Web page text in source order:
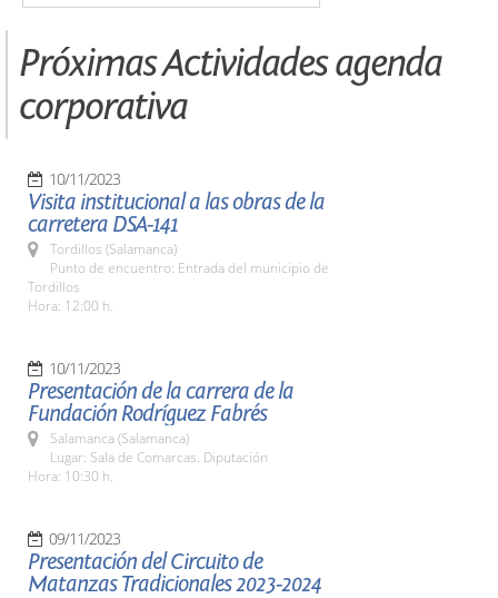
Próximas Actividades agenda
corporativa
10/11/2023
Visita institucional a las obras de la
carretera DSA-141
Tordillos (Salamanca)
Punto de encuentro: Entrada del municipio de
Tordillos
Hora: 12:00 h.
10/11/2023
Presentación de la carrera de la
Fundación Rodríguez Fabrés
Salamanca (Salamanca)
Lugar: Sala de Comarcas. Diputación
Hora: 10:30 h.
09/11/2023
Presentación del Circuito de
Matanzas Tradicionales 2023-2024